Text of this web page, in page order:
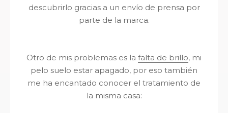
descubrirlo gracias a un envío de prensa por
parte de la marca.
Otro de mis problemas es la falta de brillo, mi
pelo suelo estar apagado, por eso también
me ha encantado conocer el tratamiento de
la misma casa: